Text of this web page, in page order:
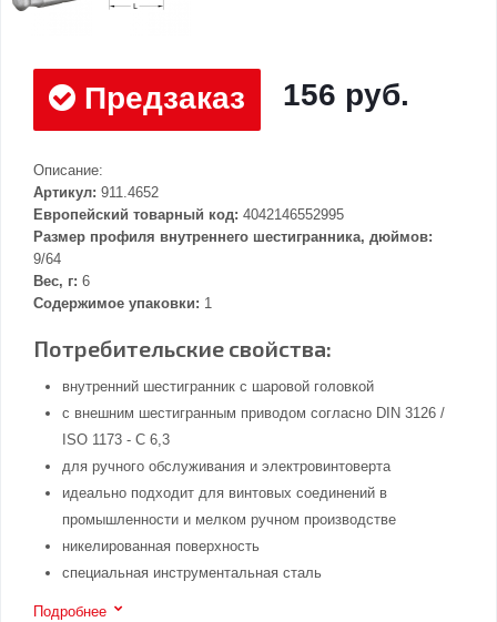
Предзаказ 156 руб.
Описание:
Артикул: 911.4652
Европейский товарный код: 4042146552995
Размер профиля внутреннего шестигранника, дюймов:
9/64
Вес, г: 6
Содержимое упаковки: 1
Потребительские свойства:
внутренний шестигранник с шаровой головкой
с внешним шестигранным приводом согласно DIN 3126 /
ISO 1173 - C 6,3
для ручного обслуживания и электровинтоверта
идеально подходит для винтовых соединений в
промышленности и мелком ручном производстве
никелированная поверхность
специальная инструментальная сталь
Подробнее